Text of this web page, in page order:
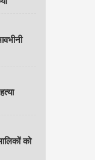
को